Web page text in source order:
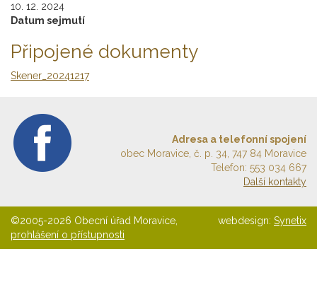
10. 12. 2024
Datum sejmutí
Připojené dokumenty
Skener_20241217
Adresa a telefonní spojení
obec Moravice, č. p. 34, 747 84 Moravice
Telefon: 553 034 667
Další kontakty
webdesign: Synetix
©2005-2026 Obecní úřad Moravice,
prohlášení o přístupnosti